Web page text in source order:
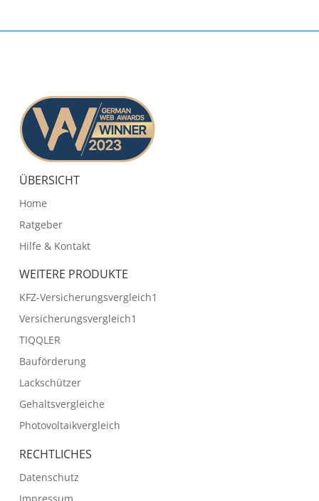
ÜBERSICHT
Home
Ratgeber
Hilfe & Kontakt
WEITERE PRODUKTE
KFZ-Versicherungsvergleich1
Versicherungsvergleich1
TIQQLER
Bauförderung
Lackschützer
Gehaltsvergleiche
Photovoltaikvergleich
RECHTLICHES
Datenschutz
Impressum